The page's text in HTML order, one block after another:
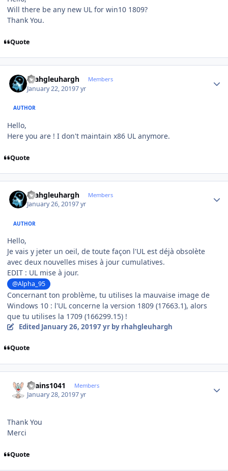
Will there be any new UL for win10 1809?
Thank You.
Quote
rhahgleuhargh Members
January 22, 20197 yr
AUTHOR
Hello,
Here you are ! I don't maintain x86 UL anymore.
Quote
rhahgleuhargh Members
January 26, 20197 yr
AUTHOR
Hello,
Je vais y jeter un oeil, de toute façon l'UL est déjà obsolète
avec deux nouvelles mises à jour cumulatives.
EDIT : UL mise à jour.
@Alpha_95
Concernant ton problème, tu utilises la mauvaise image de
Windows 10 : l'UL concerne la version 1809 (17663.1), alors
que tu utilises la 1709 (166299.15) !
Edited January 26, 20197 yrby rhahgleuhargh
Quote
chains1041 Members
January 28, 20197 yr
Thank You
Merci
Quote